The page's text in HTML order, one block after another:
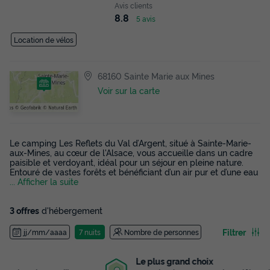
Avis clients
8.8 5 avis
Location de vélos
68160 Sainte Marie aux Mines
Voir sur la carte
Le camping Les Reflets du Val d’Argent, situé à Sainte-Marie-
aux-Mines, au cœur de l'Alsace, vous accueille dans un cadre
paisible et verdoyant, idéal pour un séjour en pleine nature.
Entouré de vastes forêts et bénéficiant d’un air pur et d’une eau
... Afficher la suite
3 offres d'hébergement
jj/mm/aaaa 7 nuits Nombre de personnes Filtrer
Le plus grand choix